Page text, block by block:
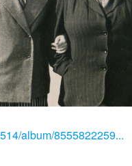
album/8555822259...